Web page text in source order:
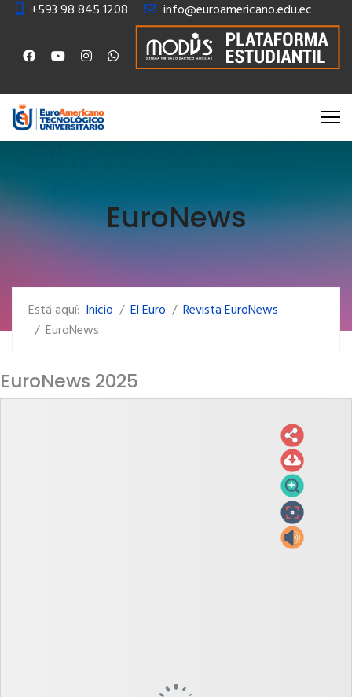
+593 98 845 1208 info@euroamericano.edu.ec
EuroNews
Está aquí: Inicio El Euro
Revista EuroNews
EuroNews
EuroNews 2025